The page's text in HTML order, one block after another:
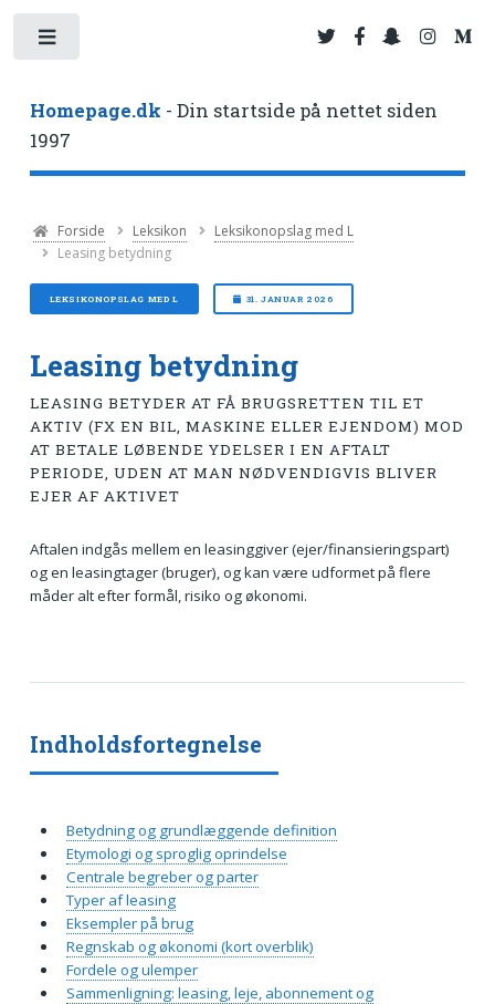
Homepage.dk - Din startside på nettet siden
1997
Forside Leksikon
Leksikonopslag med L
Leasing betydning
LEKSIKONOPSLAG MED L 31. JANUAR 2026
Leasing betydning
LEASING BETYDER AT FÅ BRUGSRETTEN TIL ET
AKTIV (FX EN BIL, MASKINE ELLER EJENDOM) MOD
AT BETALE LØBENDE YDELSER I EN AFTALT
PERIODE, UDEN AT MAN NØDVENDIGVIS BLIVER
EJER AF AKTIVET
Aftalen indgås mellem en leasinggiver (ejer/finansieringspart)
og en leasingtager (bruger), og kan være udformet på flere
måder alt efter formål, risiko og økonomi.
Indholdsfortegnelse
Betydning og grundlæggende definition
Etymologi og sproglig oprindelse
Centrale begreber og parter
Typer af leasing
Eksempler på brug
Regnskab og økonomi (kort overblik)
Fordele og ulemper
Sammenligning: leasing, leje, abonnement og